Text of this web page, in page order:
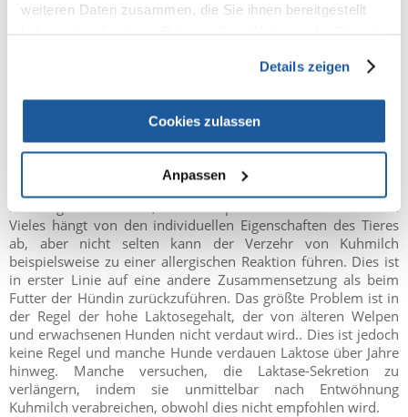
weiteren Daten zusammen, die Sie ihnen bereitgestellt
Details zeigen
Cookies zulassen
Anpassen
Kann der Welpe Milch trinken?
Obwohl Milch in den ersten Lebenswochen die einzige
Nahrung für Hunde ist, kann sie später für sie schädlich sein.
Vieles hängt von den individuellen Eigenschaften des Tieres
ab, aber nicht selten kann der Verzehr von Kuhmilch
beispielsweise zu einer allergischen Reaktion führen. Dies ist
in erster Linie auf eine andere Zusammensetzung als beim
Futter der Hündin zurückzuführen. Das größte Problem ist in
der Regel der hohe Laktosegehalt, der von älteren Welpen
und erwachsenen Hunden nicht verdaut wird.. Dies ist jedoch
keine Regel und manche Hunde verdauen Laktose über Jahre
hinweg. Manche versuchen, die Laktase-Sekretion zu
verlängern, indem sie unmittelbar nach Entwöhnung
Kuhmilch verabreichen, obwohl dies nicht empfohlen wird.